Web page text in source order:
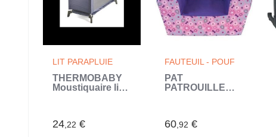
LIT PARAPLUIE
THERMOBABY
Moustiquaire lit
24,22 €
FAUTEUIL - POUF
PAT
PATROUILLE
60,92 €